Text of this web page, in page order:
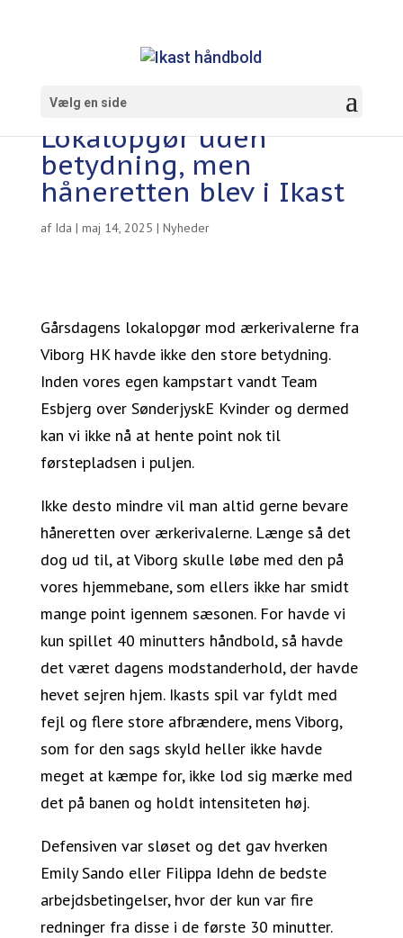
Vælg en side
Lokalopgør uden
betydning, men
håneretten blev i Ikast
af Ida | maj 14, 2025 | Nyheder
Gårsdagens lokalopgør mod ærkerivalerne fra
Viborg HK havde ikke den store betydning.
Inden vores egen kampstart vandt Team
Esbjerg over SønderjyskE Kvinder og dermed
kan vi ikke nå at hente point nok til
førstepladsen i puljen.
Ikke desto mindre vil man altid gerne bevare
håneretten over ærkerivalerne. Længe så det
dog ud til, at Viborg skulle løbe med den på
vores hjemmebane, som ellers ikke har smidt
mange point igennem sæsonen. For havde vi
kun spillet 40 minutters håndbold, så havde
det været dagens modstanderhold, der havde
hevet sejren hjem. Ikasts spil var fyldt med
fejl og flere store afbrændere, mens Viborg,
som for den sags skyld heller ikke havde
meget at kæmpe for, ikke lod sig mærke med
det på banen og holdt intensiteten høj.
Defensiven var sløset og det gav hverken
Emily Sando eller Filippa Idehn de bedste
arbejdsbetingelser, hvor der kun var fire
redninger fra disse i de første 30 minutter.